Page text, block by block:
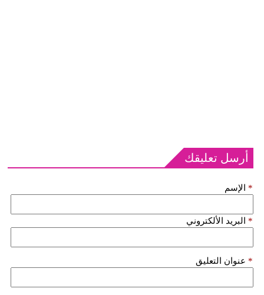
أرسل تعليقك
الإسم *
البريد الألكتروني *
عنوان التعليق *